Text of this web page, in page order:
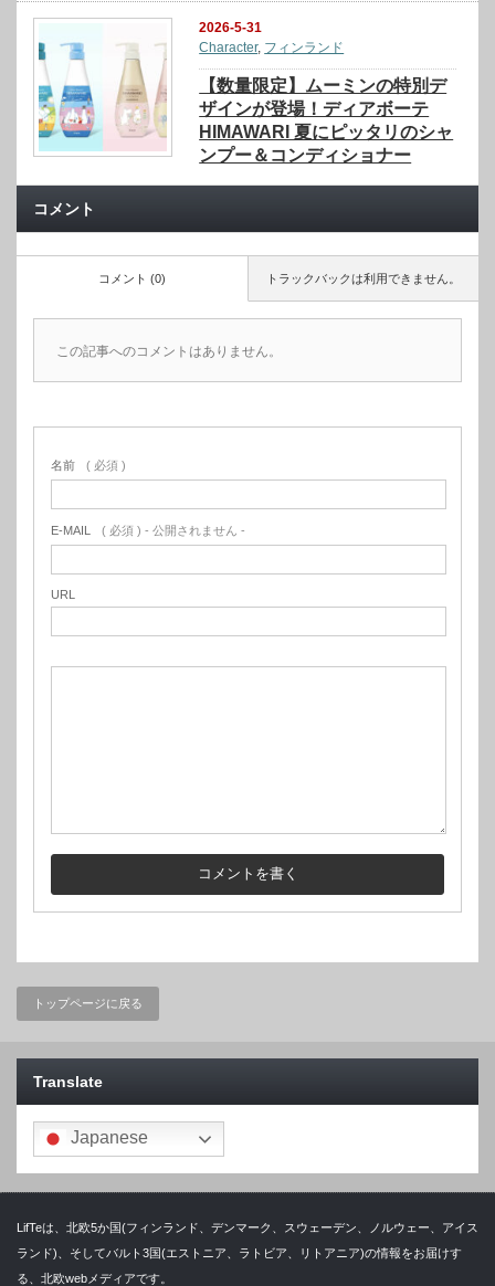
2026-5-31
Character, フィンランド
【数量限定】ムーミンの特別デ
ザインが登場！ディアボーテ
HIMAWARI 夏にピッタリのシャ
ンプー＆コンディショナー
コメント
トラックバックは利用できません。
コメント (0)
この記事へのコメントはありません。
名前 ( 必須 )
E-MAIL ( 必須 ) - 公開されません -
URL
トップページに戻る
Translate
Japanese
LifTeは、北欧5か国(フィンランド、デンマーク、スウェーデン、ノルウェー、アイス
ランド)、そしてバルト3国(エストニア、ラトビア、リトアニア)の情報をお届けす
る、北欧webメディアです。